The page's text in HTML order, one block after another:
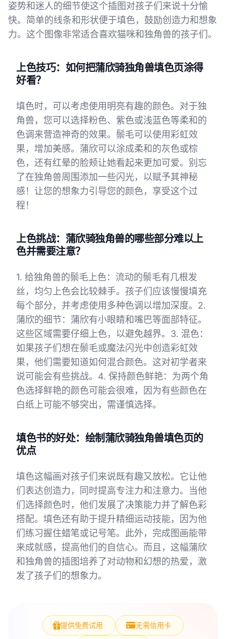
姿势和迷人的细节使这个插图对孩子们来说十分愉
快。简单的线条和形状便于填色，鼓励创造力和想象
力。这个图像非常适合喜欢猫咪和独角兽的孩子们。
上色技巧：如何把蒲欣骑独角兽填色页涂得
好看？
填色时，可以考虑使用明亮有趣的颜色。对于独
角兽，您可以选择粉色、紫色或浅蓝色等柔和的
色调来营造神奇的效果。鬃毛可以使用彩虹效
果，增加美感。蒲欣可以涂成柔和的灰色或棕
色，还有红晕的脸颊让她看起来更加可爱。别忘
了在独角兽周围添加一些闪光，以赋予其神秘
感！让您的想象力引导您的颜色，享受这个过
程！
上色挑战：蒲欣骑独角兽的哪些部分难以上
色并需要注意？
1. 给独角兽的鬃毛上色：流动的鬃毛有几根发
丝，均匀上色会比较棘手。孩子们应该慢慢填充
每个部分，并考虑使用多种色调以增加深度。2.
蒲欣的细节：蒲欣有小眼睛和嘴巴等面部特征。
这些区域需要仔细上色，以避免越界。3. 混色：
如果孩子们想在鬃毛或魔法闪光中创造彩虹效
果，他们需要知道如何混合颜色。这对初学者来
说可能会有些挑战。4. 保持颜色鲜艳：为两个角
色选择鲜艳的颜色可能会很难，因为有些颜色在
白纸上可能不够突出，需谨慎选择。
填色书的好处：绘制蒲欣骑独角兽填色页的
优点
填色这幅画对孩子们来说既有趣又放松。它让他
们表达创造力，同时提高专注力和注意力。当他
们选择颜色时，他们发展了决策能力并了解色彩
搭配。填色还有助于提升精细运动技能，因为他
们练习握住蜡笔或记号笔。此外，完成图画能带
来成就感，提高他们的自信心。而且，这幅蒲欣
和独角兽的插图培养了对动物和幻想的热爱，激
发了孩子们的想象力。
提供免费试用 无需信用卡